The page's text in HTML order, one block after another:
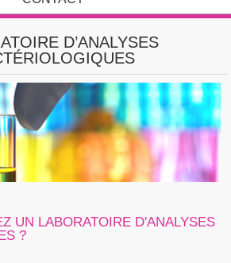
D’ANALYSES
UN LABORATOIRE D'ANALYSES
?